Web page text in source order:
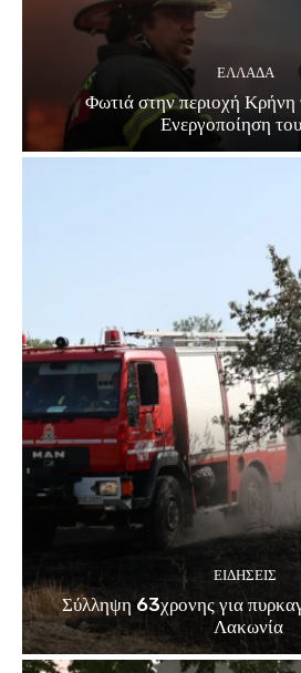
ΕΛΛΑΔΑ
Φωτιά στην περιοχή Κρήνη
Ενεργοποίηση
ΕΙΔΗΣΕΙΣ
Σύλληψη 63χρονης για
Λακωνία